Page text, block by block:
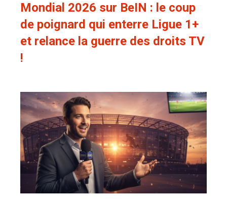
Mondial 2026 sur BeIN : le coup
de poignard qui enterre Ligue 1+
et relance la guerre des droits TV
!